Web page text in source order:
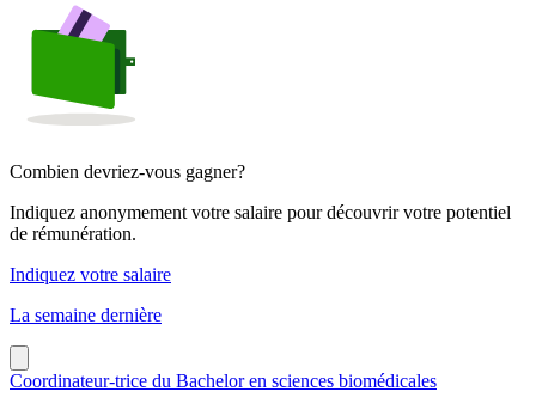
Combien devriez-vous gagner?
Indiquez anonymement votre salaire pour découvrir votre potentiel
de rémunération.
Indiquez votre salaire
La semaine dernière
Coordinateur-trice du Bachelor en sciences biomédicales